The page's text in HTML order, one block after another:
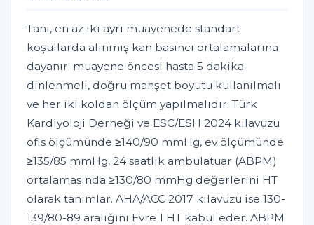
Tanı, en az iki ayrı muayenede standart
koşullarda alınmış kan basıncı ortalamalarına
dayanır; muayene öncesi hasta 5 dakika
dinlenmeli, doğru manşet boyutu kullanılmalı
ve her iki koldan ölçüm yapılmalıdır. Türk
Kardiyoloji Derneği ve ESC/ESH 2024 kılavuzu
ofis ölçümünde ≥140/90 mmHg, ev ölçümünde
≥135/85 mmHg, 24 saatlik ambulatuar (ABPM)
ortalamasında ≥130/80 mmHg değerlerini HT
olarak tanımlar. AHA/ACC 2017 kılavuzu ise 130-
139/80-89 aralığını Evre 1 HT kabul eder. ABPM